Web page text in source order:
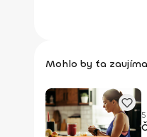
Mohlo by ťa